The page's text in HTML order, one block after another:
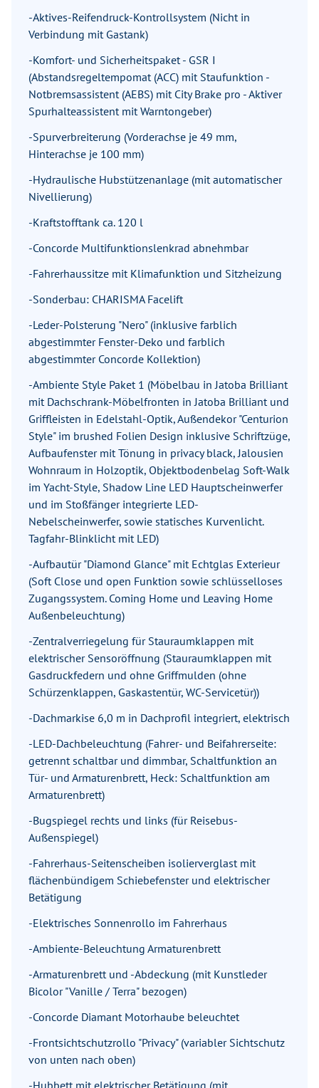
-Aktives-Reifendruck-Kontrollsystem (Nicht in
Verbindung mit Gastank)
-Komfort- und Sicherheitspaket - GSR I
(Abstandsregeltempomat (ACC) mit Staufunktion -
Notbremsassistent (AEBS) mit City Brake pro - Aktiver
Spurhalteassistent mit Warntongeber)
-Spurverbreiterung (Vorderachse je 49 mm,
Hinterachse je 100 mm)
-Hydraulische Hubstützenanlage (mit automatischer
Nivellierung)
-Kraftstofftank ca. 120 l
-Concorde Multifunktionslenkrad abnehmbar
-Fahrerhaussitze mit Klimafunktion und Sitzheizung
-Sonderbau: CHARISMA Facelift
-Leder-Polsterung "Nero" (inklusive farblich
abgestimmter Fenster-Deko und farblich
abgestimmter Concorde Kollektion)
-Ambiente Style Paket 1 (Möbelbau in Jatoba Brilliant
mit Dachschrank-Möbelfronten in Jatoba Brilliant und
Griffleisten in Edelstahl-Optik, Außendekor "Centurion
Style" im brushed Folien Design inklusive Schriftzüge,
Aufbaufenster mit Tönung in privacy black, Jalousien
Wohnraum in Holzoptik, Objektbodenbelag Soft-Walk
im Yacht-Style, Shadow Line LED Hauptscheinwerfer
und im Stoßfänger integrierte LED-
Nebelscheinwerfer, sowie statisches Kurvenlicht.
Tagfahr-Blinklicht mit LED)
-Aufbautür "Diamond Glance" mit Echtglas Exterieur
(Soft Close und open Funktion sowie schlüsselloses
Zugangssystem. Coming Home und Leaving Home
Außenbeleuchtung)
-Zentralverriegelung für Stauraumklappen mit
elektrischer Sensoröffnung (Stauraumklappen mit
Gasdruckfedern und ohne Griffmulden (ohne
Schürzenklappen, Gaskastentür, WC-Servicetür))
-Dachmarkise 6,0 m in Dachprofil integriert, elektrisch
-LED-Dachbeleuchtung (Fahrer- und Beifahrerseite:
getrennt schaltbar und dimmbar, Schaltfunktion an
Tür- und Armaturenbrett, Heck: Schaltfunktion am
Armaturenbrett)
-Bugspiegel rechts und links (für Reisebus-
Außenspiegel)
-Fahrerhaus-Seitenscheiben isolierverglast mit
flächenbündigem Schiebefenster und elektrischer
Betätigung
-Elektrisches Sonnenrollo im Fahrerhaus
-Ambiente-Beleuchtung Armaturenbrett
-Armaturenbrett und -Abdeckung (mit Kunstleder
Bicolor "Vanille / Terra" bezogen)
-Concorde Diamant Motorhaube beleuchtet
-Frontsichtschutzrollo "Privacy" (variabler Sichtschutz
von unten nach oben)